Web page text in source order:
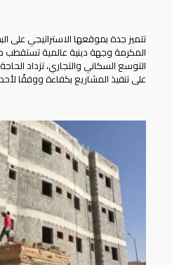
تتميز جدة بموقعها الاستراتيجي على
المكرمة وجهة دينية عالمية تستقطب
التوسع السكاني والتجاري، تزداد
على تنفيذ المشاريع بكفاءة ووفقًا